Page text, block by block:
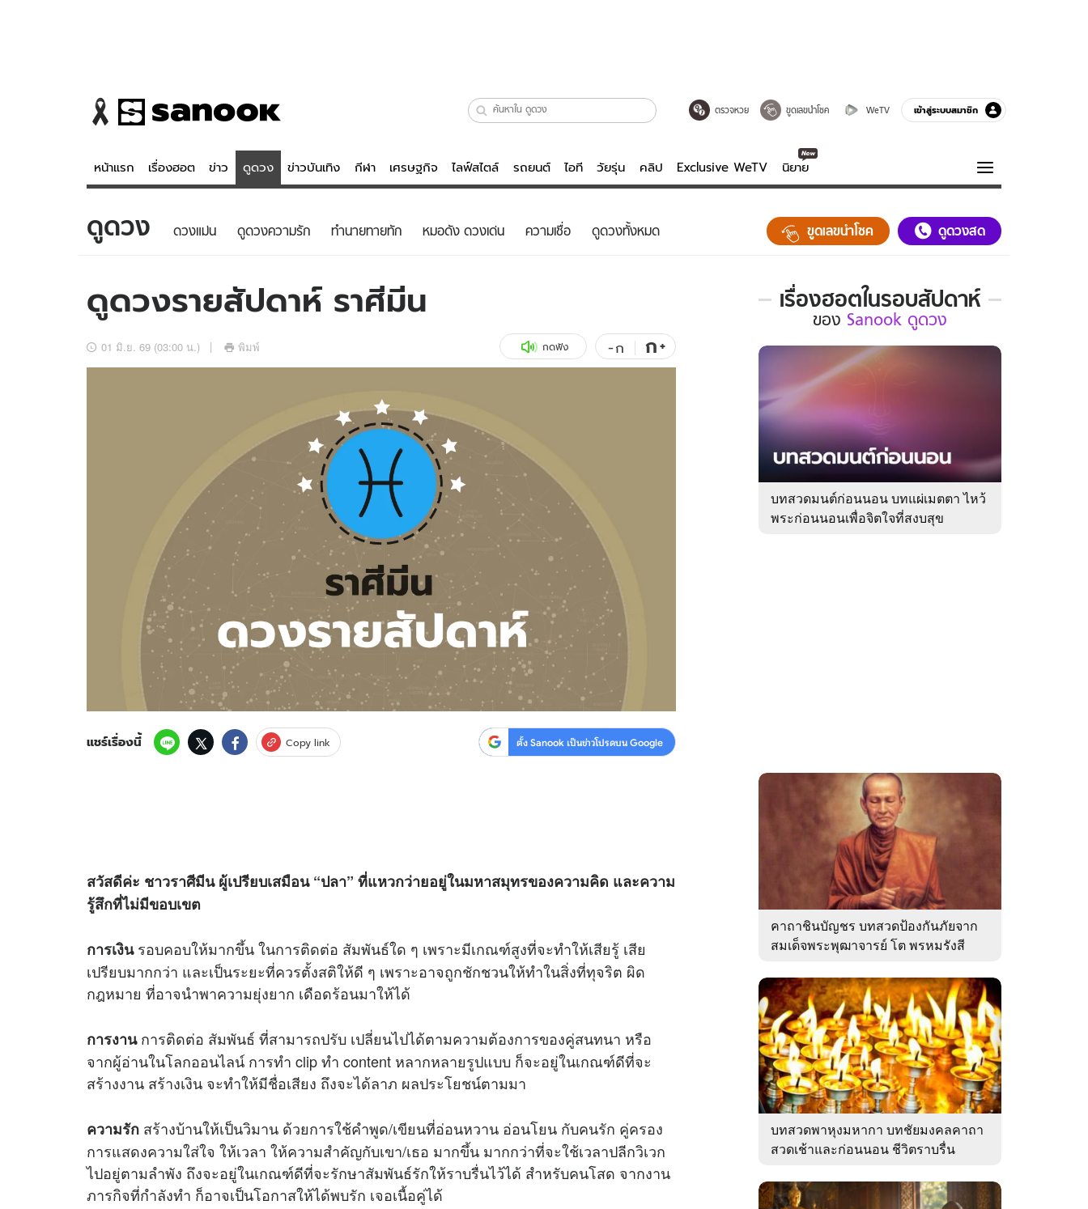
ตรวจหวย ขูดเลขนำโชค WeTV เข้าสู่ระบบสมาชิก
หน้าแรก เรื่องฮอต ข่าว ดูดวง ข่าวบันเทิง กีฬา เศรษฐกิจ ไลฟ์สไตล์ รถยนต์ ไอที วัยรุ่น คลิป Exclusive WeTV นิยาย
ข่าว
ข่าวบันเทิง
ดูดวง - ตรวจหวย
สถิติหวยไทย
ไลฟ์สไตล์
รถยนต์
Tasteful Thailand
Sanook Choice
คลิป
พอดแคสต์
ความรู้รอบตัว
ฮาวทู
ดาวน์โหลดสนุกแอปฟรี ติดตามสนุกโซเชียลได้ที่
สงวนลิขสิทธิ์ © 2569 บริษัท อิมเมจ ฟิวเจอร์ (ประเทศไทย) จำกัด
ดูดวง ดวงแม่น ดูดวงความรัก ทํานายทายทัก หมอดัง ดวงเด่น ความเชื่อ ดูดวงทั้งหมด ขูดเลขนำโชค ดูดวงสด
ดูดวงรายสัปดาห์ ราศีมีน
01 มิ.ย. 69 (03:00 น.) พิมพ์ กดฟัง -ก ก+
แชร์เรื่องนี้ Copy link ตั้ง Sanook เป็นข่าวโปรดบน Google
สวัสดีค่ะ ชาวราศีมีน ผู้เปรียบเสมือน “ปลา” ที่แหวกว่ายอยู่ในมหาสมุทรของความคิด และความ
รู้สึกที่ไม่มีขอบเขต
การเงินรอบคอบให้มากขึ้น ในการติดต่อ สัมพันธ์ใด ๆ เพราะมีเกณฑ์สูงที่จะทำให้เสียรู้ เสีย
เปรียบมากกว่า และเป็นระยะที่ควรตั้งสติให้ดี ๆ เพราะอาจถูกชักชวนให้ทำในสิ่งที่ทุจริต ผิด
กฎหมาย ที่อาจนำพาความยุ่งยาก เดือดร้อนมาให้ได้
การงานการติดต่อ สัมพันธ์ ที่สามารถปรับ เปลี่ยนไปได้ตามความต้องการของคู่สนทนา หรือ
จากผู้อ่านในโลกออนไลน์ การทำ clip ทำ content หลากหลายรูปแบบ ก็จะอยู่ในเกณฑ์ดีที่จะ
สร้างงาน สร้างเงิน จะทำให้มีชื่อเสียง ถึงจะได้ลาภ ผลประโยชน์ตามมา
ความรัก สร้างบ้านให้เป็นวิมาน ด้วยการใช้คำพูด/เขียนที่อ่อนหวาน อ่อนโยน กับคนรัก คู่ครอง
การแสดงความใส่ใจ ให้เวลา ให้ความสำคัญกับเขา/เธอ มากขึ้น มากกว่าที่จะใช้เวลาปลีกวิเวก
ไปอยู่ตามลำพัง ถึงจะอยู่ในเกณฑ์ดีที่จะรักษาสัมพันธ์รักให้ราบรื่นไว้ได้ สำหรับคนโสด จากงาน
ภารกิจที่กำลังทำ ก็อาจเป็นโอกาสให้ได้พบรัก เจอเนื้อคู่ได้
เรื่องฮอตในรอบสัปดาห์
เรื่อง
ใน
รอบ
ของ
Sanook
ดูด
ของ Sanook ดูดวง
บทสวดมนต์ก่อนนอน บทแผ่เมตตา ไหว้
พระก่อนนอนเพื่อจิตใจที่สงบสุข
คาถาชินบัญชร บทสวดป้องกันภัยจาก
สมเด็จพระพุฒาจารย์ โต พรหมรังสี
บทสวดพาหุงมหากา บทชัยมงคลคาถา
สวดเช้าและก่อนนอน ชีวิตราบรื่น